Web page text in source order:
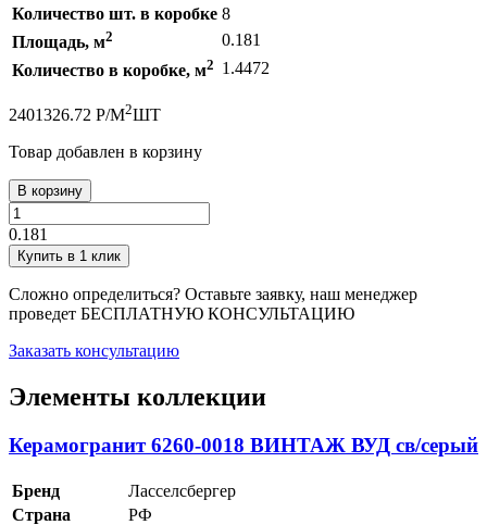
Количество шт. в коробке 8
Площадь, м2
0.181
Количество в коробке, м2 1.4472
2401326.72 Р/М2ШТ
Товар добавлен в корзину
В корзину
0.181
Купить в 1 клик
Сложно определиться? Оставьте заявку, наш менеджер
проведет БЕСПЛАТНУЮ КОНСУЛЬТАЦИЮ
Заказать консультацию
Элементы коллекции
Керамогранит 6260-0018 ВИНТАЖ ВУД св/серый
Бренд
Ласселсбергер
Страна
РФ